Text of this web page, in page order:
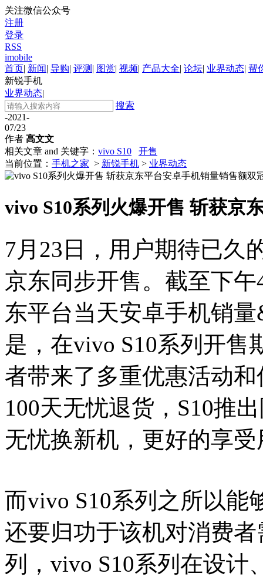
关注微信公众号
注册
登录
RSS
imobile
首页| 新闻| 导购| 评测 | 图赏| 视频| 产品大全| 论坛| 业界动态| 帮
新锐手机
业界动态|
搜索
-2021-
07/23
作者 高文文
相关文章 and 关键字： vivo S10
开售
当前位置： 手机之家 > 新锐手机 > 业界动态
vivo S10系列火爆开售 斩获京
7月23日，用户期待已久
京东同步开售。截至下
东平台当天安卓手机销
是，在vivo S10系列开售
者带来了多重优惠活动
100天无忧退货，S10推
无忧换新机，更好的享
而vivo S10系列之所以能
还要归功于该机对消费
列，vivo S10系列在设计